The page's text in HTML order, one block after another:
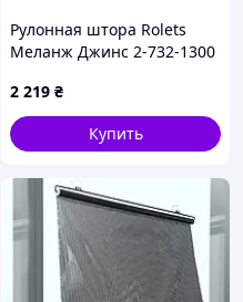
Рулонная штора Rolets
Меланж Джинс 2-732-1300
Светло-серая
2 219 ₴
Купить